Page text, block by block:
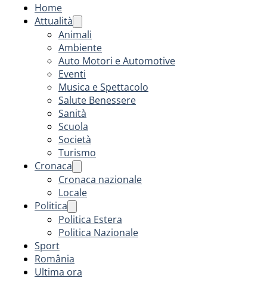
Home
Attualità
Animali
Ambiente
Auto Motori e Automotive
Eventi
Musica e Spettacolo
Salute Benessere
Sanità
Scuola
Società
Turismo
Cronaca
Cronaca nazionale
Locale
Politica
Politica Estera
Politica Nazionale
Sport
România
Ultima ora